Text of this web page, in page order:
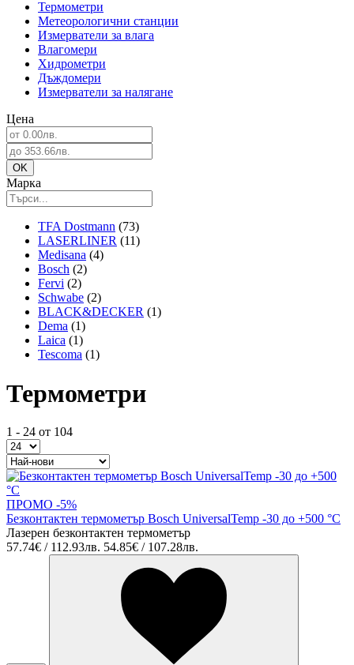
Термометри
Метеорологични станции
Измерватели за влага
Влагомери
Хидрометри
Дъждомери
Измерватели за налягане
Цена
Марка
TFA Dostmann (73)
LASERLINER (11)
Medisana (4)
Bosch (2)
Fervi (2)
Schwabe (2)
BLACK&DECKER (1)
Dema (1)
Laica (1)
Tescoma (1)
Термометри
1 - 24 от 104
ПРОМО -5%
Безконтактен термометър Bosch UniversalTemp -30 до +500 °C
Лазерен безконтактен термометър
57.74€ / 112.93лв. 54.85€ / 107.28лв.